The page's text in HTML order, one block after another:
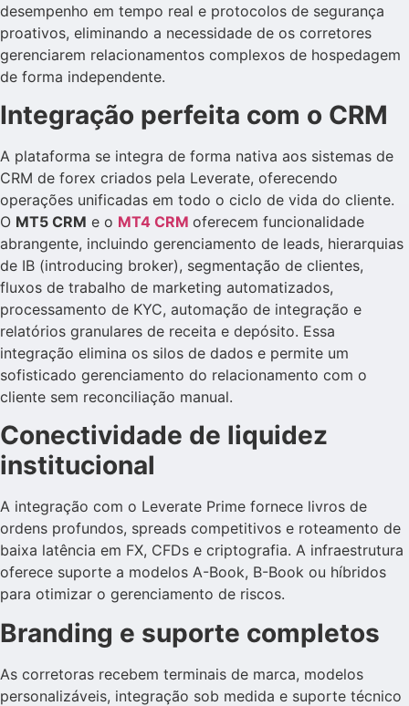
desempenho em tempo real e protocolos de segurança
proativos, eliminando a necessidade de os corretores
gerenciarem relacionamentos complexos de hospedagem
de forma independente.
Integração perfeita com o CRM
A plataforma se integra de forma nativa aos sistemas de
CRM de forex criados pela Leverate, oferecendo
operações unificadas em todo o ciclo de vida do cliente.
O MT5 CRM e o MT4 CRM oferecem funcionalidade
abrangente, incluindo gerenciamento de leads, hierarquias
de IB (introducing broker), segmentação de clientes,
fluxos de trabalho de marketing automatizados,
processamento de KYC, automação de integração e
relatórios granulares de receita e depósito. Essa
integração elimina os silos de dados e permite um
sofisticado gerenciamento do relacionamento com o
cliente sem reconciliação manual.
Conectividade de liquidez
institucional
A integração com o Leverate Prime fornece livros de
ordens profundos, spreads competitivos e roteamento de
baixa latência em FX, CFDs e criptografia. A infraestrutura
oferece suporte a modelos A-Book, B-Book ou híbridos
para otimizar o gerenciamento de riscos.
Branding e suporte completos
As corretoras recebem terminais de marca, modelos
personalizáveis, integração sob medida e suporte técnico